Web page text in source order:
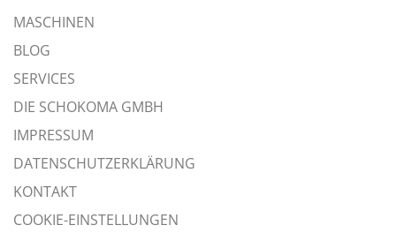
MASCHINEN
BLOG
SERVICES
DIE SCHOKOMA GMBH
IMPRESSUM
DATENSCHUTZERKLÄRUNG
KONTAKT
COOKIE-EINSTELLUNGEN